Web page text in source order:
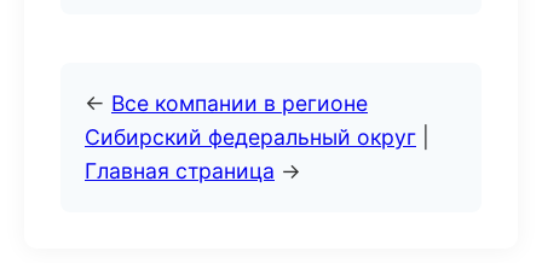
← Все компании в регионе
Сибирский федеральный округ
Главная страница →